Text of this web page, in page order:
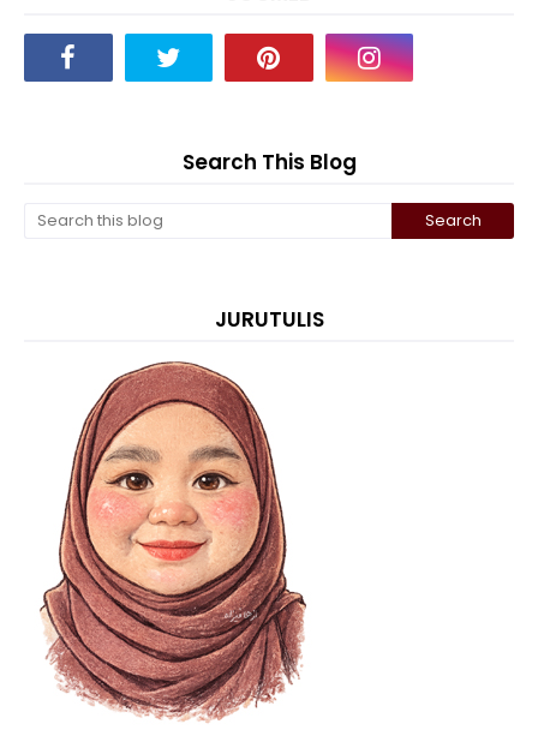
Search This Blog
JURUTULIS